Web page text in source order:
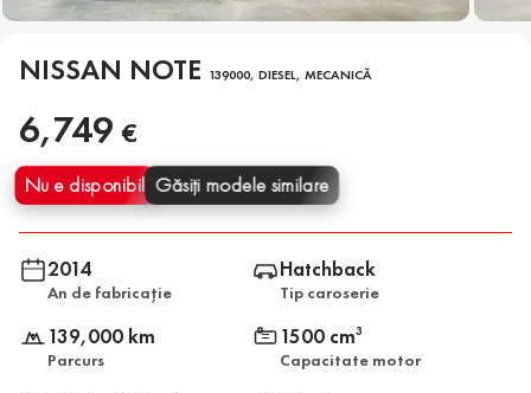
NISSAN NOTE 139000, DIESEL, MECANICĂ
6,749 €
Nu e disponibil Găsiți modele similare
2014
An de fabricație
Hatchback
Tip caroserie
139,000 km
Parcurs
1500 cm3
Capacitate motor